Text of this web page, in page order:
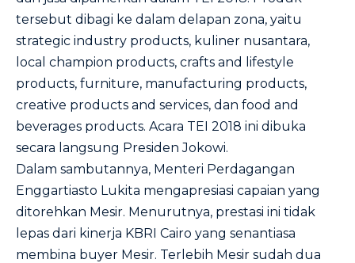
tersebut dibagi ke dalam delapan zona, yaitu
strategic industry products, kuliner nusantara,
local champion products, crafts and lifestyle
products, furniture, manufacturing products,
creative products and services, dan food and
beverages products. Acara TEI 2018 ini dibuka
secara langsung Presiden Jokowi.
Dalam sambutannya, Menteri Perdagangan
Enggartiasto Lukita mengapresiasi capaian yang
ditorehkan Mesir. Menurutnya, prestasi ini tidak
lepas dari kinerja KBRI Cairo yang senantiasa
membina buyer Mesir. Terlebih Mesir sudah dua